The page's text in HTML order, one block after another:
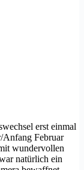
erst einmal
Anfang Februar
wundervollen
natürlich ein